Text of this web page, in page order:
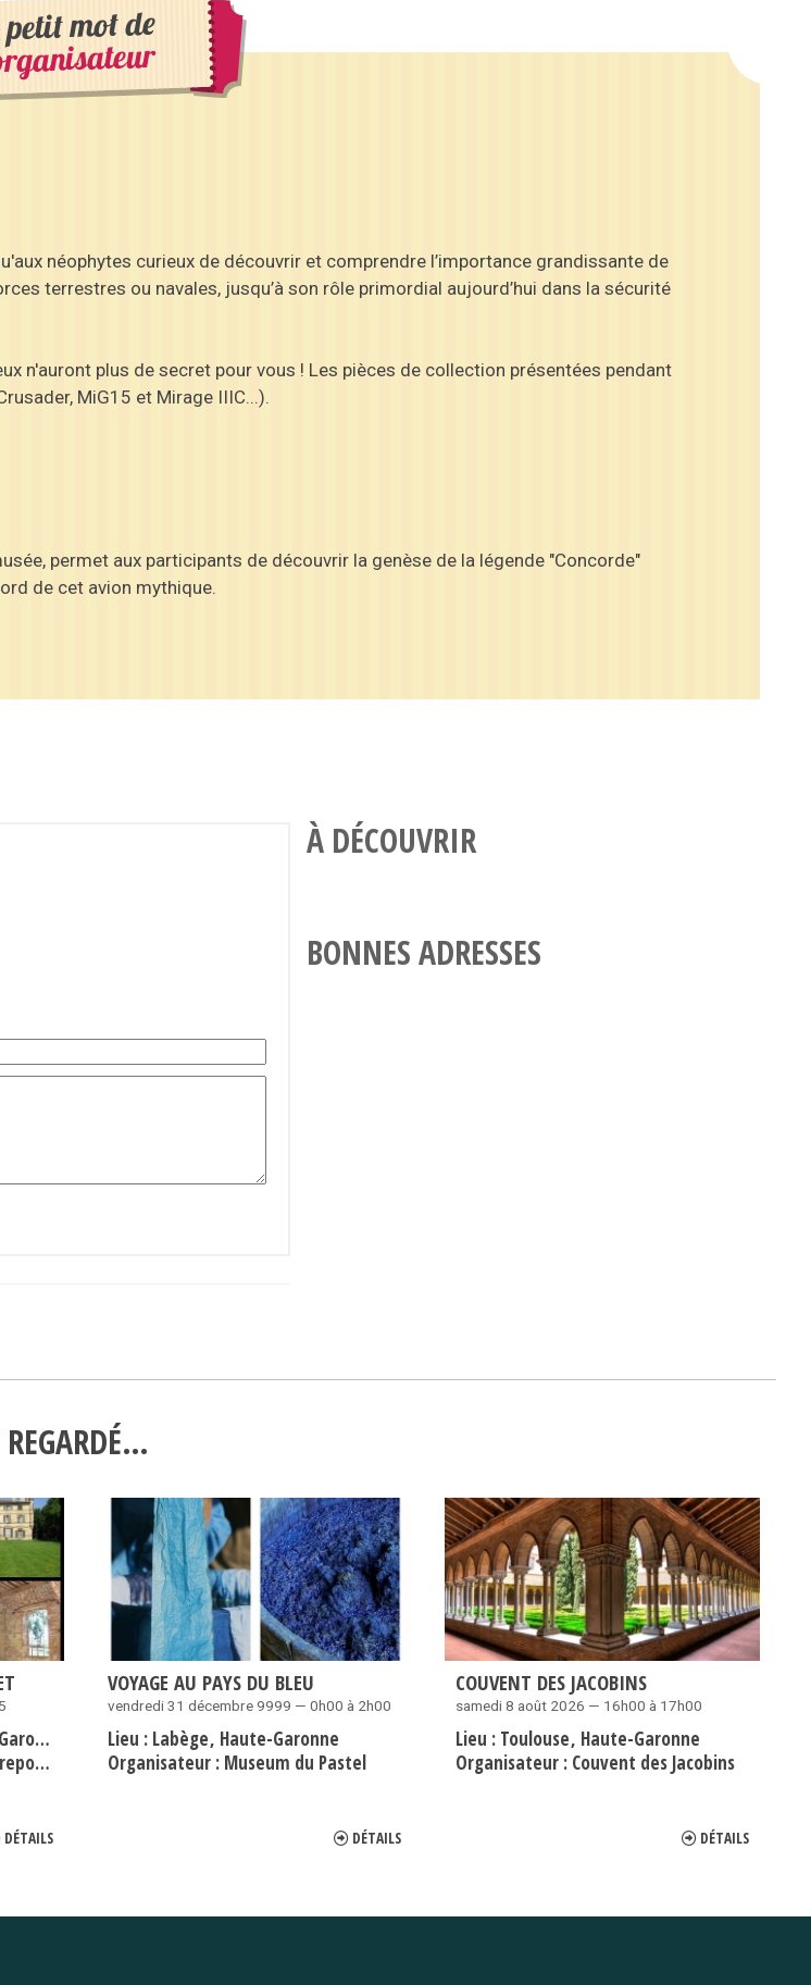
petit mot de
néophytes curieux de découvrir et comprendre l’importance grandissante de
terrestres ou navales, jusqu’à son rôle primordial aujourd’hui dans la sécurité
n'auront plus de secret pour vous ! Les pièces de collection présentées pendant
MiG15 et Mirage IIIC...).
permet aux participants de découvrir la genèse de la légende "Concorde"
de cet avion mythique.
À DÉCOUVRIR
BONNES ADRESSES
DÉTAILS
VOYAGE AU PAYS DU BLEU
vendredi 31 décembre 9999 — 0h00 à 2h00
Lieu : Labège Haute-Garonne
Organisateur : Museum du Pastel
DÉTAILS
COUVENT DES JACOBINS
samedi 8 août 2026 — 16h00 à 17h00
Lieu : Toulouse Haute-Garonne
Organisateur : Couvent des Jacobins
DÉTAILS